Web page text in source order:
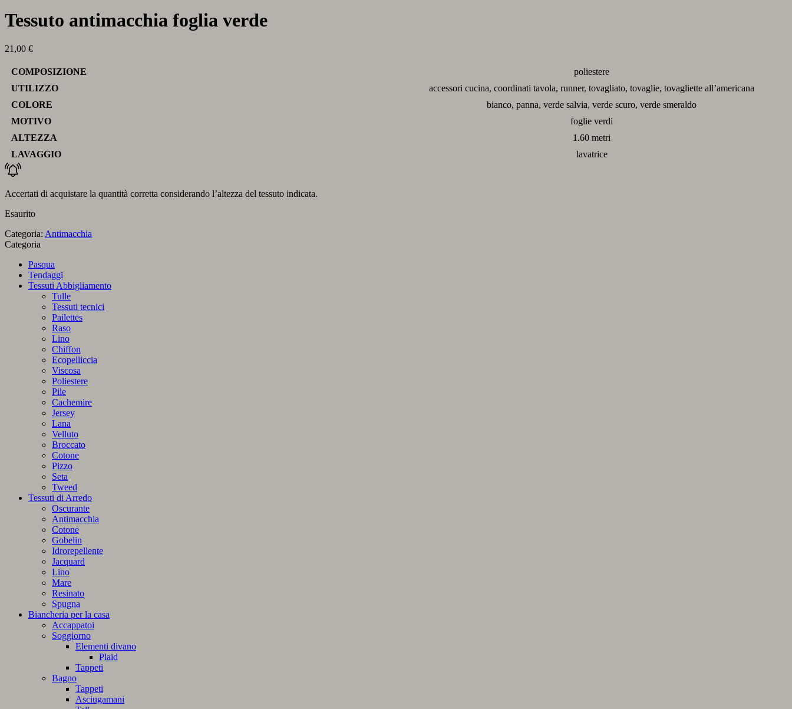
Tessuto antimacchia foglia verde
21,00 €
COMPOSIZIONE
poliestere
UTILIZZO
accessori cucina, coordinati tavola, runner, tovagliato, tovaglie, tovagliette all’americana
COLORE
bianco, panna, verde salvia, verde scuro, verde smeraldo
MOTIVO
foglie verdi
ALTEZZA
1.60 metri
LAVAGGIO
lavatrice
Accertati di acquistare la quantità corretta considerando l’altezza del tessuto indicata.
Esaurito
Categoria: Antimacchia
Categoria
Pasqua
Tendaggi
Tessuti Abbigliamento
Tulle
Tessuti tecnici
Pailettes
Raso
Lino
Chiffon
Ecopelliccia
Viscosa
Poliestere
Pile
Cachemire
Jersey
Lana
Velluto
Broccato
Cotone
Pizzo
Seta
Tweed
Tessuti di Arredo
Oscurante
Antimacchia
Cotone
Gobelin
Idrorepellente
Jacquard
Lino
Mare
Resinato
Spugna
Biancheria per la casa
Accappatoi
Soggiorno
Elementi divano
Plaid
Tappeti
Bagno
Tappeti
Asciugamani